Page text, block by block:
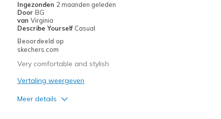
Width
View On Shoes
Shoes are for Wearing
Ingezonden 2 maanden geleden
Door BG
van Virginia
Describe Yourself Casual
Beoordeeld op
skechers.com
Very comfortable and stylish
Vertaling weergeven
Meer details